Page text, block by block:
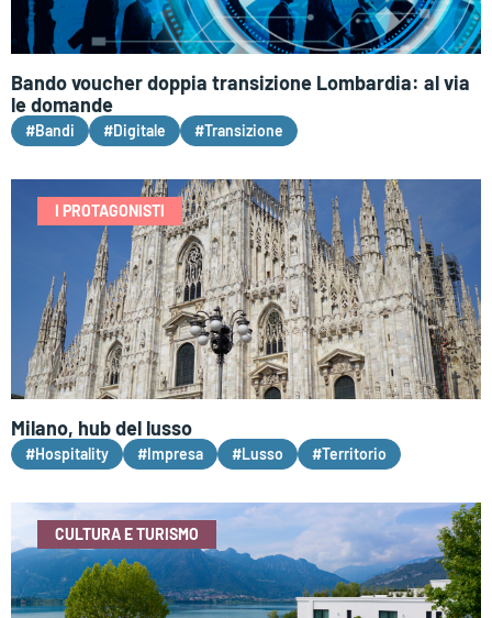
Bando voucher doppia transizione Lombardia: al via
le domande
#Bandi #Digitale #Transizione
I PROTAGONISTI
Milano, hub del lusso
#Hospitality #Impresa #Lusso #Territorio
CULTURA E TURISMO